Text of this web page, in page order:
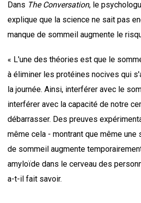
Dans The Conversation, le
explique que la science ne sait pas
manque de sommeil augmente le
« L'une des théories est que le
à éliminer les protéines nocives qui
la journée. Ainsi, interférer avec le
interférer avec la capacité de notre
débarrasser. Des preuves
même cela - montrant que même une
de sommeil augmente
amyloïde dans le cerveau des
a-t-il fait savoir.